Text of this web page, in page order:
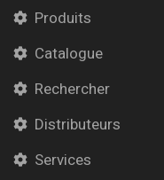
Produits
Catalogue
Rechercher
Distributeurs
Services